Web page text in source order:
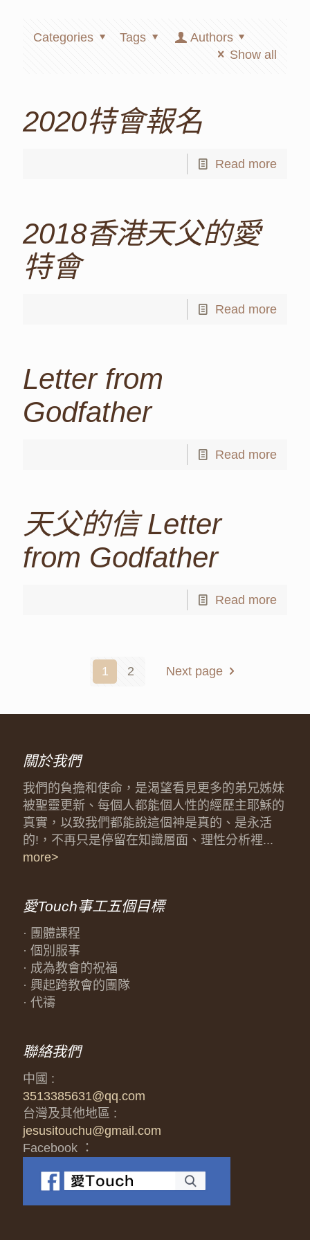
Categories Tags
Authors
Show all
2020特會報名
Read more
2018香港天父的愛
特會
Read more
Letter from
Godfather
Read more
天父的信 Letter
from Godfather
Read more
1 2 Next page
關於我們
我們的負擔和使命，是渴望看見更多的弟兄姊妹
被聖靈更新、每個人都能個人性的經歷主耶穌的
真實，以致我們都能說這個神是真的、是永活
的!，不再只是停留在知識層面、理性分析裡...
more>
愛Touch事工五個目標
· 團體課程
· 個別服事
· 成為教會的祝福
· 興起跨教會的團隊
· 代禱
聯絡我們
中國 :
3513385631@qq.com
台灣及其他地區 :
jesusitouchu@gmail.com
Facebook ：